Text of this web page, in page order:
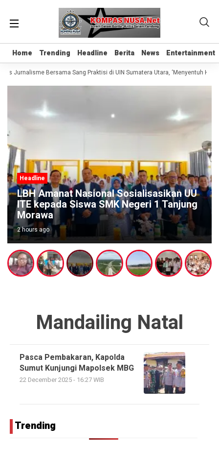
Home Trending Headline Berita News Entertainment
Home Trending Headline Berita News Entertainment
Jurnalisme Bersama Sang Praktisi di UIN Sumatera Utara, ‘Menyentuh Hati
Headline
LBH Amanat Nasional Sosialisasikan UU
ITE kepada Siswa SMK Negeri 1 Tanjung
Morawa
2 hours ago
Mandailing Natal
Pasca Pembakaran, Kapolda
Sumut Kunjungi Mapolsek MBG
22 December 2025 - 16:27 WIB
Trending